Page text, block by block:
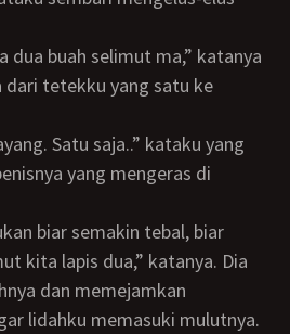
dari tetekku yang satu ke
yang mengeras di
kita lapis dua,” katanya. Dia
dan memejamkan
lidahku memasuki mulutnya.